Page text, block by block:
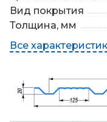
Вид покрытия
Толщина, мм
Все